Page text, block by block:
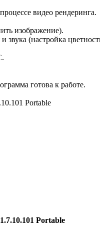
видео рендеринга.
изображение).
(настройка
готова к работе.
Portable
Portable